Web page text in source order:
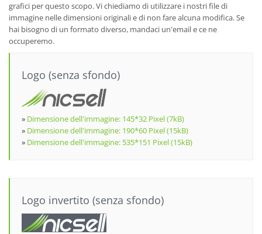
grafici per questo scopo. Vi chiediamo di utilizzare i nostri file di
immagine nelle dimensioni originali e di non fare alcuna modifica. Se
hai bisogno di un formato diverso, mandaci un'email e ce ne
occuperemo.
Logo (senza sfondo)
» Dimensione dell'immagine: 145*32 Pixel (7kB)
» Dimensione dell'immagine: 190*60 Pixel (15kB)
» Dimensione dell'immagine: 535*151 Pixel (15kB)
Logo invertito (senza sfondo)